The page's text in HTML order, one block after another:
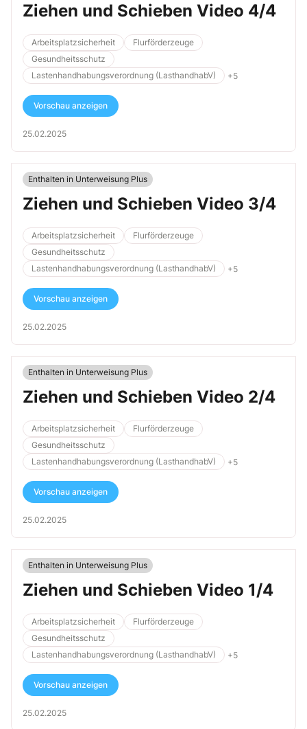
Ziehen und Schieben Video 4/4
Arbeitsplatzsicherheit
Flurförderzeuge
Gesundheitsschutz
Lastenhandhabungsverordnung (LasthandhabV)
+5
Vorschau anzeigen
25.02.2025
Enthalten in Unterweisung Plus
Ziehen und Schieben Video 3/4
Arbeitsplatzsicherheit
Flurförderzeuge
Gesundheitsschutz
Lastenhandhabungsverordnung (LasthandhabV)
+5
Vorschau anzeigen
25.02.2025
Enthalten in Unterweisung Plus
Ziehen und Schieben Video 2/4
Arbeitsplatzsicherheit
Flurförderzeuge
Gesundheitsschutz
Lastenhandhabungsverordnung (LasthandhabV)
+5
Vorschau anzeigen
25.02.2025
Enthalten in Unterweisung Plus
Ziehen und Schieben Video 1/4
Arbeitsplatzsicherheit
Flurförderzeuge
Gesundheitsschutz
Lastenhandhabungsverordnung (LasthandhabV)
+5
Vorschau anzeigen
25.02.2025